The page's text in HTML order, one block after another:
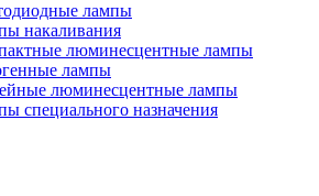
лампы
накаливания
люминесцентные лампы
лампы
люминесцентные лампы
специального назначения